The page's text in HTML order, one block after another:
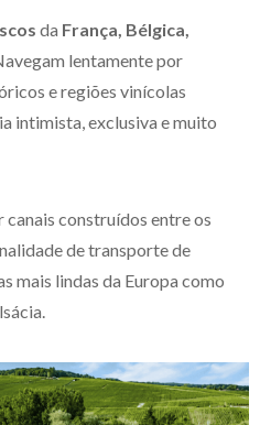
da França, Bélgica,
lentamente por
e regiões vinícolas
intimista, exclusiva e muito
canais construídos entre os
de transporte de
mais lindas da Europa como